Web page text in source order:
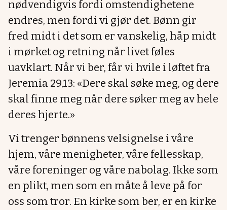
nødvendigvis fordi omstendighetene
endres, men fordi vi gjør det. Bønn gir
fred midt i det som er vanskelig, håp midt
i mørket og retning når livet føles
uavklart. Når vi ber, får vi hvile i løftet fra
Jeremia 29,13: «Dere skal søke meg, og dere
skal finne meg når dere søker meg av hele
deres hjerte.»
Vi trenger bønnens velsignelse i våre
hjem, våre menigheter, våre fellesskap,
våre foreninger og våre nabolag. Ikke som
en plikt, men som en måte å leve på for
oss som tror. En kirke som ber, er en kirke